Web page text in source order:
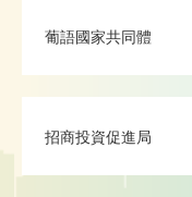
葡語國家共同體
招商投資促進局